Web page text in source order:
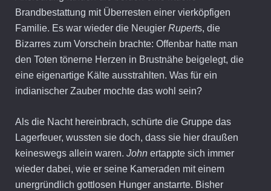
Brandbestattung mit Überresten einer vierköpfigen
Familie. Es war wieder die Neugier Ruperts, die
Bizarres zum Vorschein brachte: Offenbar hatte man
den Toten tönerne Herzen in Brustnähe beigelegt, die
eine eigenartige Kälte ausstrahlten. Was für ein
indianischer Zauber mochte das wohl sein?
Als die Nacht hereinbrach, schürte die Gruppe das
Lagerfeuer, wussten sie doch, dass sie hier draußen
keineswegs allein waren. Johnertappte sich immer
wieder dabei, wie er seine Kameraden mit einem
unergründlich gottlosen Hunger anstarrte. Bisher